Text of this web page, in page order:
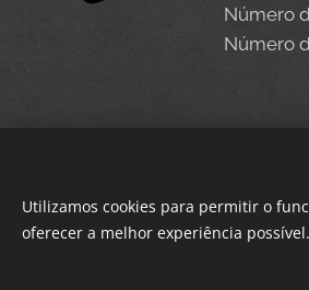
Número
Número
Utilizamos cookies para permitir o
oferecer a melhor experiência possível.